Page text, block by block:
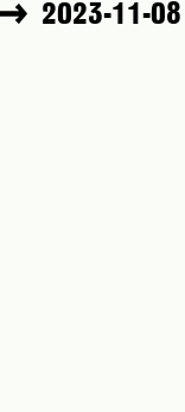
2023-11-08